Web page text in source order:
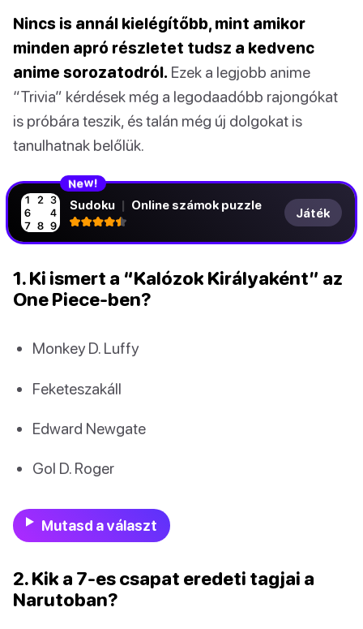
Nincs is annál kielégítőbb, mint amikor
minden apró részletet tudsz a kedvenc
anime sorozatodról. Ezek a legjobb anime
“Trivia” kérdések még a legodaadóbb rajongókat
is próbára teszik, és talán még új dolgokat is
tanulhatnak belőlük.
New!
Sudoku | Online számok puzzle
Játék
1. Ki ismert a “Kalózok Királyaként” az
One Piece-ben?
Monkey D. Luffy
Feketeszakáll
Edward Newgate
Gol D. Roger
Mutasd a választ
2. Kik a 7-es csapat eredeti tagjai a
Narutoban?